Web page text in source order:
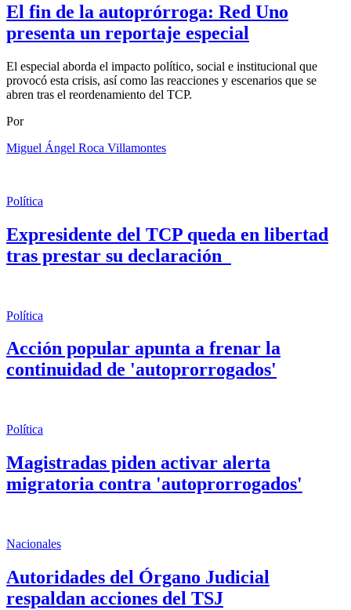
El fin de la autoprórroga: Red Uno
presenta un reportaje especial
El especial aborda el impacto político, social e institucional que
provocó esta crisis, así como las reacciones y escenarios que se
abren tras el reordenamiento del TCP.
Por
Miguel Ángel Roca Villamontes
Política
Expresidente del TCP queda en libertad
tras prestar su declaración
Política
Acción popular apunta a frenar la
continuidad de 'autoprorrogados'
Política
Magistradas piden activar alerta
migratoria contra 'autoprorrogados'
Nacionales
Autoridades del Órgano Judicial
respaldan acciones del TSJ